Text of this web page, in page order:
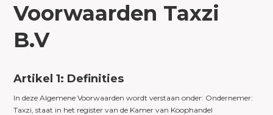
Voorwaarden Taxzi
B.V
Artikel 1: Definities
In deze Algemene Voorwaarden wordt verstaan onder: Ondernemer:
Taxzi, staat in het register van de Kamer van Koophandel